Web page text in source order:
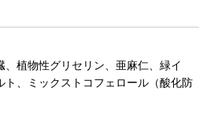
、植物性グリセリン、亜麻仁、緑イ
ト、ミックストコフェロール（酸化防